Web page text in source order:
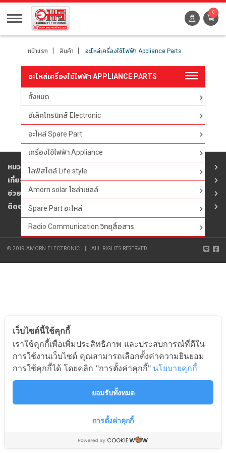
0
หน้าแรก สินค้า อะไหล่เครื่องใช้ไฟฟ้า Appliance Parts
อะไหล่เครื่องใช้ไฟฟ้า APPLIANCE PARTS
ทั้งหมด
อีเล็คโทรนิคส์ Electronic
อะไหล่ Spare Part
เครื่องใช้ไฟฟ้า Appliance
ไลฟ์สไตล์ Life style
Amorn solar โซล่าเซลล์
Spare Part อะไหล่
Radio Communication วิทยุสื่อสาร
ตัวกรอง
หมวดสินค้า
เกี่ยวกับอมร
ช่วยเหลือ
ติดต่ออมร
© 2019 AMORN ELECTRONIC ALL RIGHTS RESERVED.
เว็บไซต์นี้ใช้คุกกี้
เราใช้คุกกี้เพื่อเพิ่มประสิทธิภาพ และประสบการณ์ที่ดีใน
การใช้งานเว็บไซต์ คุณสามารถเลือกตั้งค่าความยินยอม
การใช้คุกกี้ได้ โดยคลิก "การตั้งค่าคุกกี้" นโยบายคุกกี้
ยอมรับทั้งหมด
การตั้งค่าคุกกี้